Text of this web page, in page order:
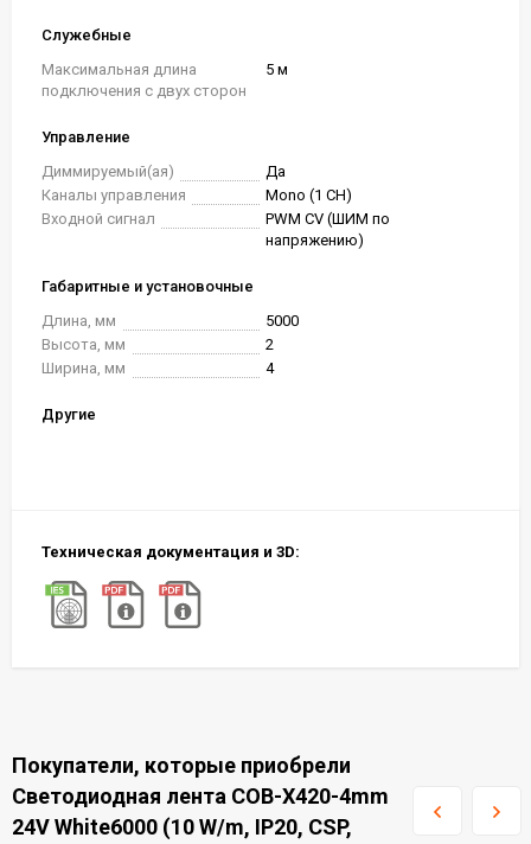
Служебные
Максимальная длина
подключения с двух сторон
5 м
Управление
Диммируемый(ая)
Да
Каналы управления
Mono (1 CH)
Входной сигнал
PWM СV (ШИМ по
напряжению)
Габаритные и установочные
Длина, мм
5000
Высота, мм
2
Ширина, мм
4
Другие
Техническая документация и 3D:
Покупатели, которые приобрели
Светодиодная лента COB-X420-4mm
24V White6000 (10 W/m, IP20, CSP,